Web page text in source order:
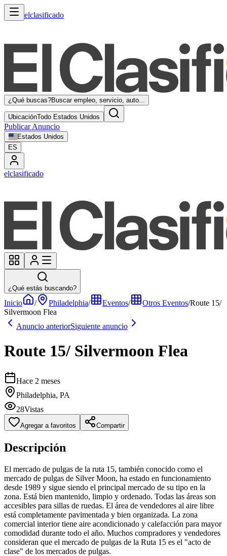
elclasificado
¿Qué buscas?Buscar empleo, servicio, auto...
UbicaciónTodo Estados Unidos
Publicar Anuncio
Estados Unidos
ES
elclasificado
¿Qué estás buscando?
Inicio / Philadelphia/ Eventos/ Otros Eventos/Route 15/
Silvermoon Flea
Anuncio anteriorSiguiente anuncio
Route 15/ Silvermoon Flea
Hace 2 meses
Philadelphia, PA
28Vistas
Agregar a favoritos Compartir
Descripción
El mercado de pulgas de la ruta 15, también conocido como el
mercado de pulgas de Silver Moon, ha estado en funcionamiento
desde 1989 y sigue siendo el principal mercado de su tipo en la
zona. Está bien mantenido, limpio y ordenado. Todas las áreas son
accesibles para sillas de ruedas. El área de vendedores al aire libre
está completamente pavimentada y bien organizada. La zona
comercial interior tiene aire acondicionado y calefacción para mayor
comodidad durante todo el año. Muchos compradores y vendedores
consideran que el mercado de pulgas de la Ruta 15 es el "acto de
clase" de los mercados de pulgas.